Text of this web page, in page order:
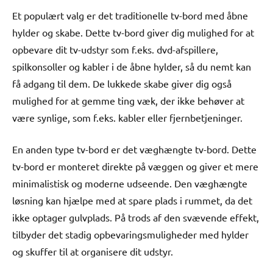
Et populært valg er det traditionelle tv-bord med åbne
hylder og skabe. Dette tv-bord giver dig mulighed for at
opbevare dit tv-udstyr som f.eks. dvd-afspillere,
spilkonsoller og kabler i de åbne hylder, så du nemt kan
få adgang til dem. De lukkede skabe giver dig også
mulighed for at gemme ting væk, der ikke behøver at
være synlige, som f.eks. kabler eller fjernbetjeninger.
En anden type tv-bord er det væghængte tv-bord. Dette
tv-bord er monteret direkte på væggen og giver et mere
minimalistisk og moderne udseende. Den væghængte
løsning kan hjælpe med at spare plads i rummet, da det
ikke optager gulvplads. På trods af den svævende effekt,
tilbyder det stadig opbevaringsmuligheder med hylder
og skuffer til at organisere dit udstyr.